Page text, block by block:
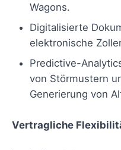
Wagons.
Digitalisierte
elektronische
Predictive-
von Störmustern
Generierung von
Vertragliche